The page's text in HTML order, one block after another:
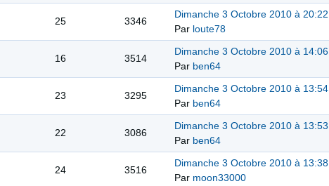
25 3346
Dimanche 3 Octobre 2010 à 20:22
Par loute78
16 3514
Dimanche 3 Octobre 2010 à 14:06
Par ben64
23 3295
Dimanche 3 Octobre 2010 à 13:54
Par ben64
22 3086
Dimanche 3 Octobre 2010 à 13:53
Par ben64
24 3516
Dimanche 3 Octobre 2010 à 13:38
Par moon33000